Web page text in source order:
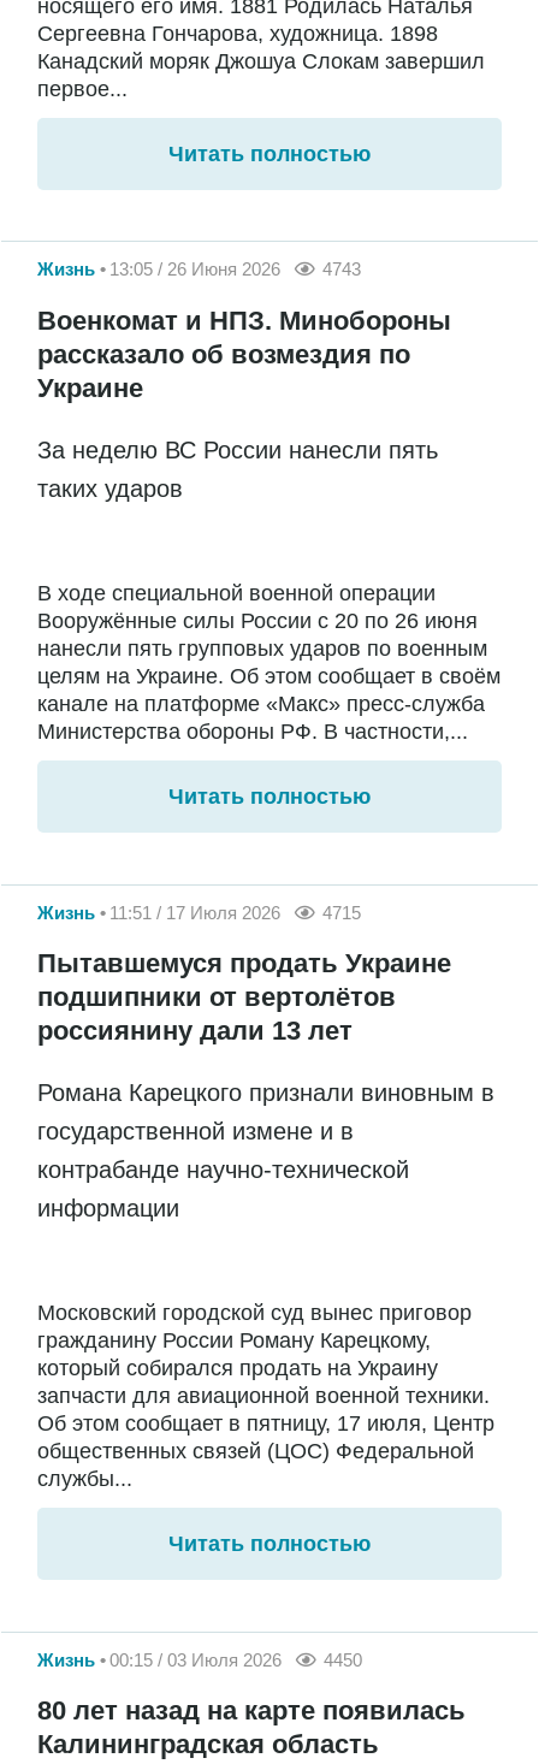
носящего его имя. 1881 Родилась Наталья
Сергеевна Гончарова, художница. 1898
Канадский моряк Джошуа Слокам завершил
первое...
Читать полностью
Жизнь 13:05 / 26 Июня 2026 4743
Военкомат и НПЗ. Минобороны
рассказало об возмездия по
Украине
За неделю ВС России нанесли пять
таких ударов
В ходе специальной военной операции
Вооружённые силы России с 20 по 26 июня
нанесли пять групповых ударов по военным
целям на Украине. Об этом сообщает в своём
канале на платформе «Макс» пресс-служба
Министерства обороны РФ. В частности,...
Читать полностью
Жизнь 11:51 / 17 Июля 2026 4715
Пытавшемуся продать Украине
подшипники от вертолётов
россиянину дали 13 лет
Романа Карецкого признали виновным в
государственной измене и в
контрабанде научно-технической
информации
Московский городской суд вынес приговор
гражданину России Роману Карецкому,
который собирался продать на Украину
запчасти для авиационной военной техники.
Об этом сообщает в пятницу, 17 июля, Центр
общественных связей (ЦОС) Федеральной
службы...
Читать полностью
Жизнь 00:15 / 03 Июля 2026 4450
80 лет назад на карте появилась
Калининградская область